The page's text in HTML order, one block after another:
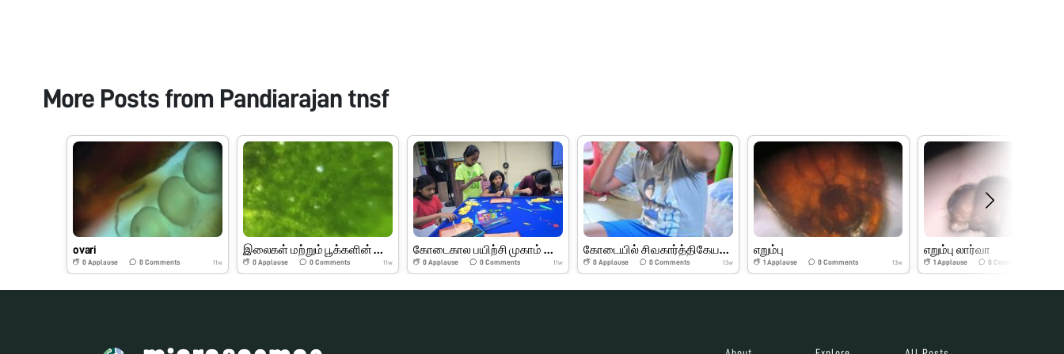
More Posts from Pandiarajan tnsf
ovari
0 Applause 0Comments 11w 0 Applause 0Comments 11w 0 Applause 0Comments 11w 0 Applause 0 Comments 13w
எறும்பு
1 Applause 0 Comments 13w
எறும்பு லார்வா
1Applause 0 Comments